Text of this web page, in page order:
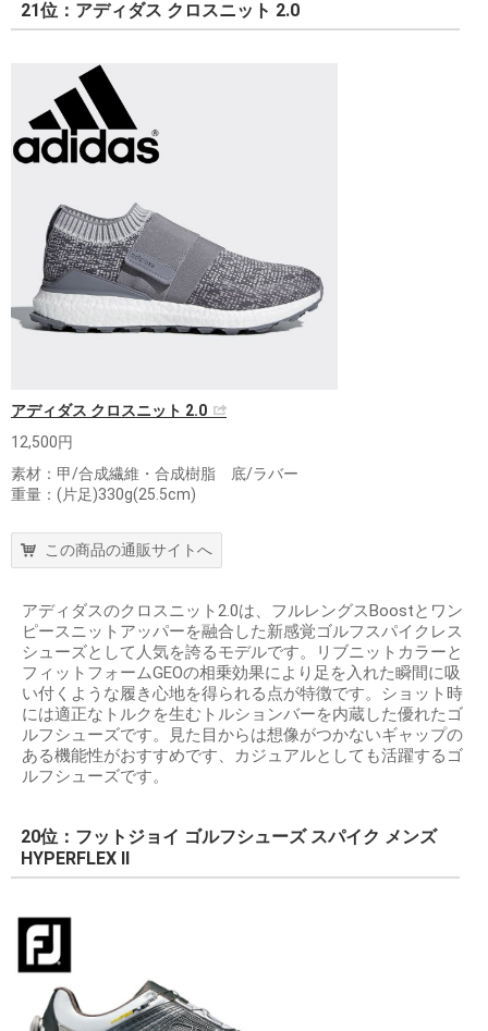
21位：アディダス クロスニット 2.0
アディダス クロスニット 2.0
12,500円
素材：甲/合成繊維・合成樹脂 底/ラバー
重量：(片足)330g(25.5cm)
この商品の通販サイトへ
アディダスのクロスニット2.0は、フルレングスBoostとワン
ピースニットアッパーを融合した新感覚ゴルフスパイクレス
シューズとして人気を誇るモデルです。リブニットカラーと
フィットフォームGEOの相乗効果により足を入れた瞬間に吸
い付くような履き心地を得られる点が特徴です。ショット時
には適正なトルクを生むトルションバーを内蔵した優れたゴ
ルフシューズです。見た目からは想像がつかないギャップの
ある機能性がおすすめです、カジュアルとしても活躍するゴ
ルフシューズです。
20位：フットジョイ ゴルフシューズ スパイク メンズ
HYPERFLEX II